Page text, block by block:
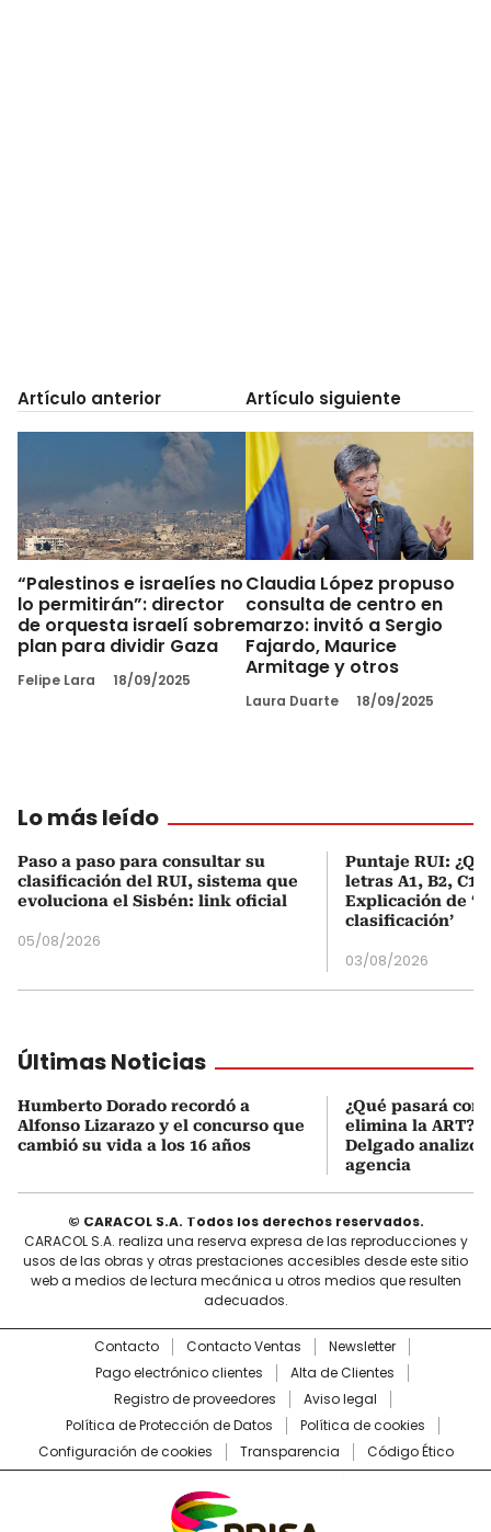
Artículo anterior
“Palestinos e israelíes no
lo permitirán”: director
de orquesta israelí sobre
plan para dividir Gaza
Felipe Lara 18/09/2025
Artículo siguiente
Claudia López propuso
consulta de centro en
marzo: invitó a Sergio
Fajardo, Maurice
Armitage y otros
Laura Duarte 18/09/2025
Lo más leído
Paso a paso para consultar su
clasificación del RUI, sistema que
evoluciona el Sisbén: link oficial
05/08/2026
Puntaje RUI:
letras A1, B2, C1
Explicación de
clasificación’
03/08/2026
Últimas Noticias
Humberto Dorado recordó a
Alfonso Lizarazo y el concurso que
cambió su vida a los 16 años
¿Qué pasará con
elimina la ART?
Delgado analizó
agencia
© CARACOL S.A. Todos los derechos reservados.
CARACOL S.A. realiza una reserva expresa de las reproducciones y
usos de las obras y otras prestaciones accesibles desde este sitio
web a medios de lectura mecánica u otros medios que resulten
adecuados.
Contacto Contacto Ventas
Newsletter
Pago electrónico clientes
Alta de Clientes
Registro de proveedores
Aviso legal
Política de Protección de Datos
Política de cookies
Configuración de cookies
Transparencia Código Ético